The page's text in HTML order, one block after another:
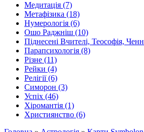
Медитація (7)
Метафізика (18)
Нумерологія (6)
Ошо Раджніш (10)
Піднесені Вчителі, Теософія,
Парапсихологія (8)
Різне (11)
Рейки (4)
Релігії (6)
Симорон (3)
Успіх (46)
Хіромантія (1)
Християнство (6)